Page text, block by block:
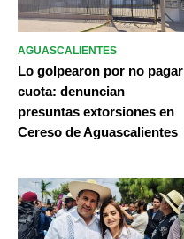
AGUASCALIENTES
Lo golpearon por no pagar
cuota: denuncian
presuntas extorsiones en
Cereso de Aguascalientes